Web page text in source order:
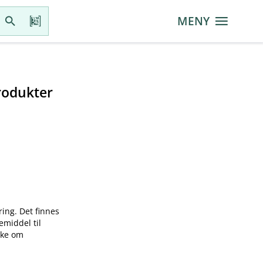
MENY
Det finnes
til
om